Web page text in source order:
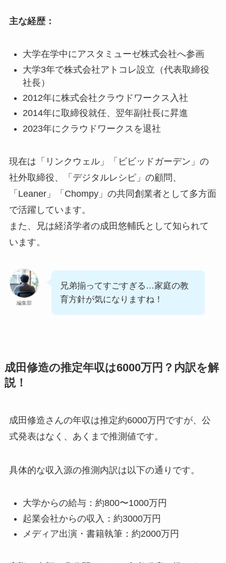
主な経歴：
大学在学中にアスタミューゼ株式会社へ参画
大学3年で株式会社アトコレ設立（代表取締役
社長）
2012年に株式会社クラウドワークス入社
2014年に取締役就任、翌年副社長に昇進
2023年にクラウドワークスを退社
現在は「リンクウェル」「ビビッドガーデン」の
社外取締役、「デジタルレシピ」の顧問、
「Leaner」「Chompy」の共同創業者として多方面
で活躍しています。
また、兄は経済学者の成田悠輔氏として知られて
います。
編集部
兄弟揃ってすごすぎる…家庭の教
育方針が気になりますね！
成田修造の推定年収は6000万円？内訳を解
説！
成田修造さんの年収は推定約6000万円ですが、公
式発表はなく、あくまで推測値です。
具体的な収入源の推測内訳は以下の通りです。
大学からの給与：約800〜1000万円
起業会社からの収入：約3000万円
メディア出演・書籍執筆：約2000万円